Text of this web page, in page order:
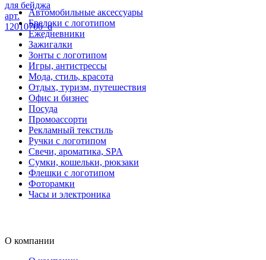
для бейджа
арт.
12010700_d
Автомобильные аксессуары
Брелоки с логотипом
Ежедневники
Зажигалки
Зонты с логотипом
Игры, антистрессы
Мода, стиль, красота
Отдых, туризм, путешествия
Офис и бизнес
Посуда
Промоассорти
Рекламный текстиль
Ручки с логотипом
Свечи, ароматика, SPA
Сумки, кошельки, рюкзаки
Флешки с логотипом
Фоторамки
Часы и электроника
О компании